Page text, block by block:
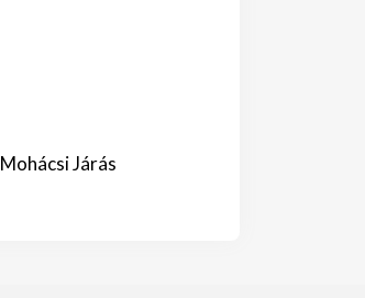
Mohácsi Járás